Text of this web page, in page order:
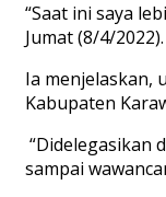
“Saat ini saya
Jumat (8/4/2022).
Ia menjelaskan,
Kabupaten
“Didelegasikan
sampai